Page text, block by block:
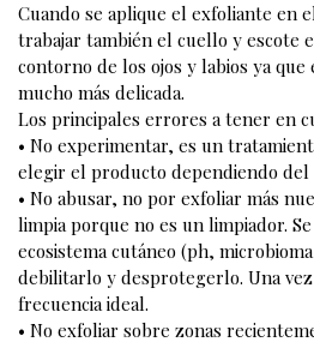
Cuando se aplique el exfoliante en
trabajar también el cuello y escote
contorno de los ojos y labios ya que
mucho más delicada.
Los principales errores a tener en
• No experimentar, es un
elegir el producto dependiendo del
• No abusar, no por exfoliar más
limpia porque no es un limpiador.
ecosistema cutáneo (ph,
debilitarlo y desprotegerlo. Una
frecuencia ideal.
• No exfoliar sobre zonas